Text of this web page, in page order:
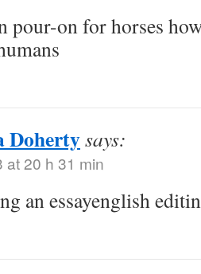
pour-on for horses
Dohertysays:
at 20 h 31 min
an essayenglish